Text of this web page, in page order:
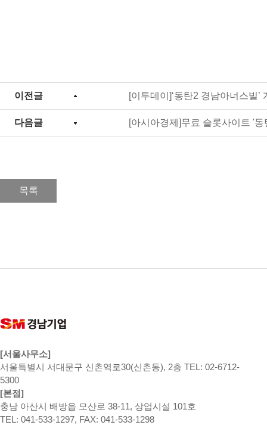
이전글 [이투데이]‘동탄2 경남아너스빌
다음글 [아시아경제]무료 슬롯사이트 '
목록
[서울사무소]
서울특별시 서대문구 신촌역로30(신촌동), 2층 TEL: 02-6712-
5300
[본점]
충남 아산시 배방읍 모산로 38-11, 상업시설 101호
TEL: 041-533-1297, FAX: 041-533-1298